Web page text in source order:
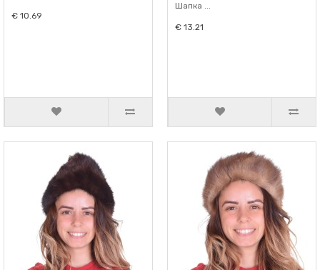
€ 10.69
Шапка ...
€ 13.21